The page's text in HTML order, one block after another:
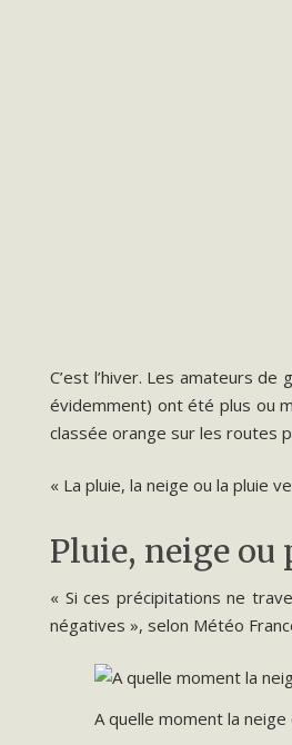
C’est l’hiver. Les amateurs
évidemment) ont été plus ou
classée orange sur les routes
« La pluie, la neige ou la pluie
Pluie, neige ou
« Si ces précipitations ne
négatives », selon Météo
A quelle moment la neige